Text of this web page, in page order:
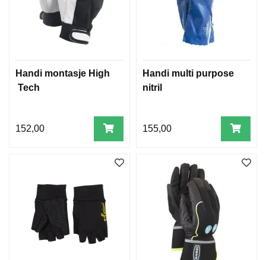
Handi montasje High
Tech
152,00
Handi multi purpose
nitril
155,00